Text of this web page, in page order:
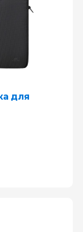
для